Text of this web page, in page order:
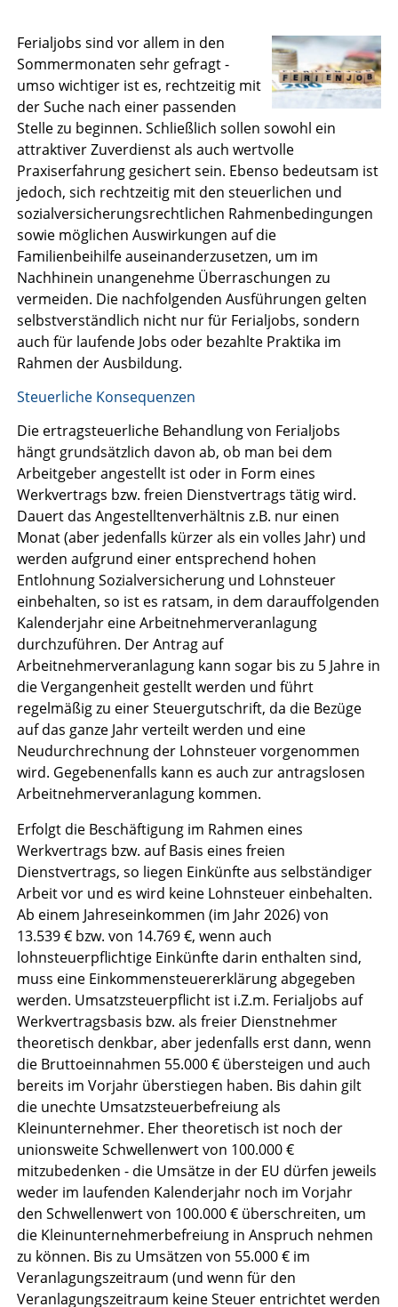
Ferialjobs sind vor allem in den
Sommermonaten sehr gefragt -
umso wichtiger ist es, rechtzeitig mit
der Suche nach einer passenden
Stelle zu beginnen. Schließlich sollen sowohl ein
attraktiver Zuverdienst als auch wertvolle
Praxiserfahrung gesichert sein. Ebenso bedeutsam ist
jedoch, sich rechtzeitig mit den steuerlichen und
sozialversicherungsrechtlichen Rahmenbedingungen
sowie möglichen Auswirkungen auf die
Familienbeihilfe auseinanderzusetzen, um im
Nachhinein unangenehme Überraschungen zu
vermeiden. Die nachfolgenden Ausführungen gelten
selbstverständlich nicht nur für Ferialjobs, sondern
auch für laufende Jobs oder bezahlte Praktika im
Rahmen der Ausbildung.
Steuerliche Konsequenzen
Die ertragsteuerliche Behandlung von Ferialjobs
hängt grundsätzlich davon ab, ob man bei dem
Arbeitgeber angestellt ist oder in Form eines
Werkvertrags bzw. freien Dienstvertrags tätig wird.
Dauert das Angestelltenverhältnis z.B. nur einen
Monat (aber jedenfalls kürzer als ein volles Jahr) und
werden aufgrund einer entsprechend hohen
Entlohnung Sozialversicherung und Lohnsteuer
einbehalten, so ist es ratsam, in dem darauffolgenden
Kalenderjahr eine Arbeitnehmerveranlagung
durchzuführen. Der Antrag auf
Arbeitnehmerveranlagung kann sogar bis zu 5 Jahre in
die Vergangenheit gestellt werden und führt
regelmäßig zu einer Steuergutschrift, da die Bezüge
auf das ganze Jahr verteilt werden und eine
Neudurchrechnung der Lohnsteuer vorgenommen
wird. Gegebenenfalls kann es auch zur antragslosen
Arbeitnehmerveranlagung kommen.
Erfolgt die Beschäftigung im Rahmen eines
Werkvertrags bzw. auf Basis eines freien
Dienstvertrags, so liegen Einkünfte aus selbständiger
Arbeit vor und es wird keine Lohnsteuer einbehalten.
Ab einem Jahreseinkommen (im Jahr 2026) von
13.539 € bzw. von 14.769 €, wenn auch
lohnsteuerpflichtige Einkünfte darin enthalten sind,
muss eine Einkommensteuererklärung abgegeben
werden. Umsatzsteuerpflicht ist i.Z.m. Ferialjobs auf
Werkvertragsbasis bzw. als freier Dienstnehmer
theoretisch denkbar, aber jedenfalls erst dann, wenn
die Bruttoeinnahmen 55.000 € übersteigen und auch
bereits im Vorjahr überstiegen haben. Bis dahin gilt
die unechte Umsatzsteuerbefreiung als
Kleinunternehmer. Eher theoretisch ist noch der
unionsweite Schwellenwert von 100.000 €
mitzubedenken - die Umsätze in der EU dürfen jeweils
weder im laufenden Kalenderjahr noch im Vorjahr
den Schwellenwert von 100.000 € überschreiten, um
die Kleinunternehmerbefreiung in Anspruch nehmen
zu können. Bis zu Umsätzen von 55.000 € im
Veranlagungszeitraum (und wenn für den
Veranlagungszeitraum keine Steuer entrichtet werden